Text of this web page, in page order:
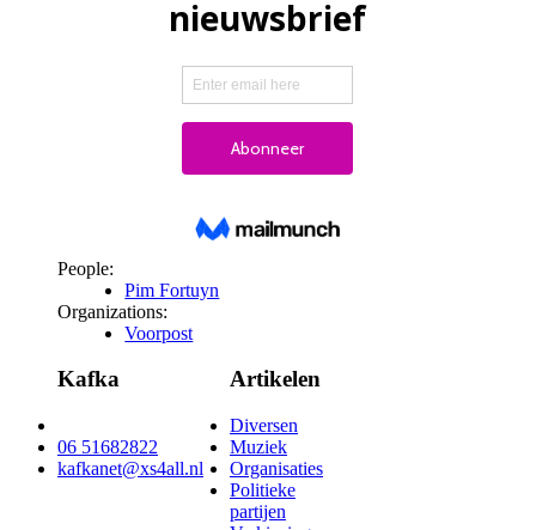
People:
Pim Fortuyn
Organizations:
Voorpost
Kafka
06 51682822
kafkanet@xs4all.nl
Artikelen
Diversen
Muziek
Organisaties
Politieke
partijen